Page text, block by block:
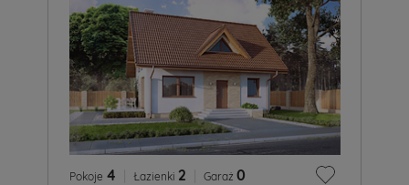
Pokoje 4 Łazienki 2 Garaż 0